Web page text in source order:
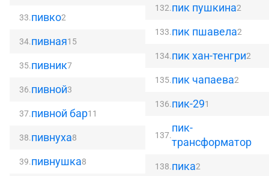
33.пивко2
34.пивная15
35.пивник7
36.пивной3
37.пивной бар11
38.пивнуха8
39.пивнушка8
132.пик пушкина2
133.пик пшавела2
134.пик хан-тенгри2
135.пик чапаева2
136.пик-291
137.
пик-
трансформатор
138.пика2